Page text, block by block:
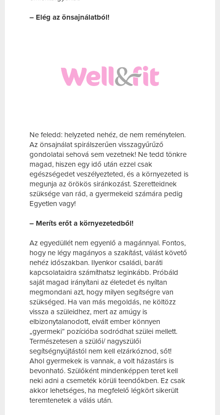
– Elég az önsajnálatból!
Ne feledd: helyzeted nehéz, de nem reménytelen.
Az önsajnálat spirálszerűen visszagyűrűző
gondolatai sehová sem vezetnek! Ne tedd tönkre
magad, hiszen egy idő után ezzel csak
egészségedet veszélyezteted, és a környezeted is
megunja az örökös siránkozást. Szeretteidnek
szüksége van rád, a gyermekeid számára pedig
Egyetlen vagy!
– Meríts erőt a környezetedből!
Az egyedüllét nem egyenlő a magánnyal. Fontos,
hogy ne légy magányos a szakítást, válást követő
nehéz időszakban. Ilyenkor családi, baráti
kapcsolataidra számíthatsz leginkább. Próbáld
saját magad irányítani az életedet és nyíltan
megmondani azt, hogy milyen segítségre van
szükséged. Ha van más megoldás, ne költözz
vissza a szüleidhez, mert az amúgy is
elbizonytalanodott, elvált ember könnyen
„gyermeki” pozícióba sodródhat szülei mellett.
Természetesen a szülői/ nagyszülői
segítségnyújtástól nem kell elzárkóznod, sőt!
Ahol gyermekek is vannak, a volt házastárs is
bevonható. Szülőként mindenképpen teret kell
neki adni a csemeték körüli teendőkben. Ez csak
akkor lehetséges, ha megfelelő légkört sikerült
teremtenetek a válás után.